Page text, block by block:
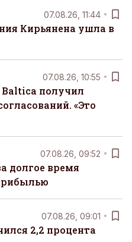
07.08.26, 11:44
Кирьянена ушла в
07.08.26, 10:55
Baltica получил
«Это
07.08.26, 09:52
долгое время
07.08.26, 09:01
2,2 процента